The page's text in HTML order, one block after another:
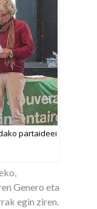
partaideei
Genero eta
egin ziren.